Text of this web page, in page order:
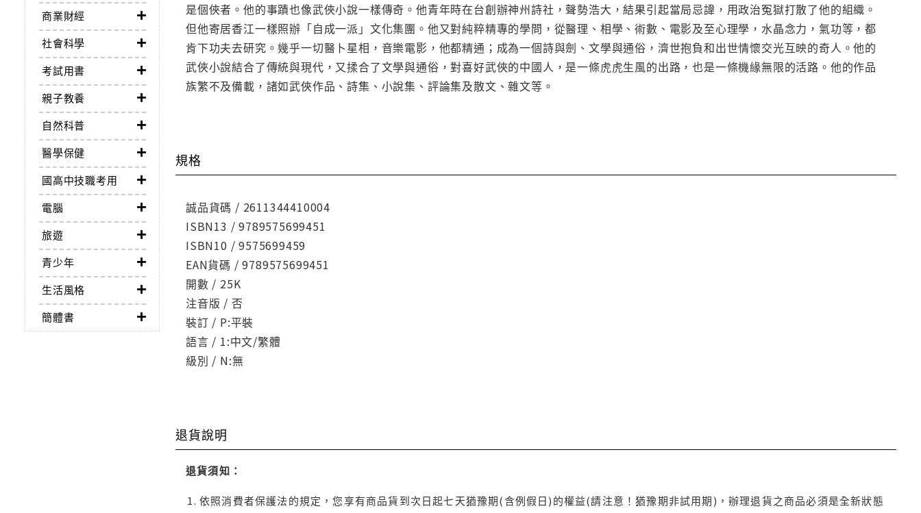
商業財經
社會科學
考試用書
親子教養
自然科普
醫學保健
國高中技職考用
電腦
旅遊
青少年
生活風格
簡體書
是個俠者。他的事蹟也像武俠小說一樣傳奇。他青年時在台創辦神州詩社，聲勢浩大，結果引起當局忌諱，用政治冤獄打散了他的組織。
但他寄居香江一樣照辦「自成一派」文化集團。他又對純粹精專的學問，從醫理、相學、術數、電影及至心理學，水晶念力，氣功等，都
肯下功夫去研究。幾乎一切醫卜星相，音樂電影，他都精通；成為一個詩與劍、文學與通俗，濟世抱負和出世情懷交光互映的奇人。他的
武俠小說結合了傳統與現代，又揉合了文學與通俗，對喜好武俠的中國人，是一條虎虎生風的出路，也是一條機緣無限的活路。他的作品
族繁不及備載，諸如武俠作品、詩集、小說集、評論集及散文、雜文等。
規格
誠品貨碼 / 2611344410004
ISBN13 / 9789575699451
ISBN10 / 9575699459
EAN貨碼 / 9789575699451
開數 / 25K
注音版 / 否
裝訂 / P:平裝
語言 / 1:中文/繁體
級別 / N:無
退貨說明
退貨須知：
依照消費者保護法的規定，您享有商品貨到次日起七天猶豫期(含例假日)的權益(請注意！猶豫期非試用期)，辦理退貨之商品必須是全新狀態